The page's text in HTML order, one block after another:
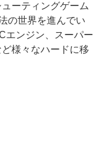
ーティングゲーム
の世界を進んでい
エンジン、スーパー
様々なハードに移